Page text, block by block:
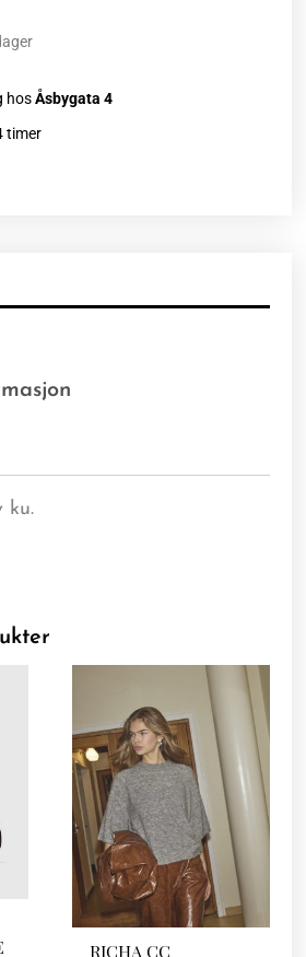
hosÅsbygata 4
timer
ku.
RICHA CC